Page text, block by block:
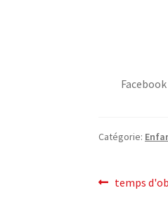
Facebook
Catégorie:
post
Post
temps